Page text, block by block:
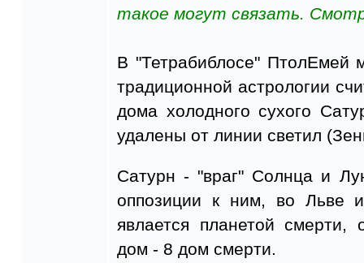
такое могут связать.
В "Тетрабиблосе" ПтолЕмей
традиционной астрологии
дома холодного сухого
удалены от линии светил
Сатурн - "враг" Солнца и
оппозиции к ним, во Льве
явлается планетой смерти,
дом - 8 дом смерти.